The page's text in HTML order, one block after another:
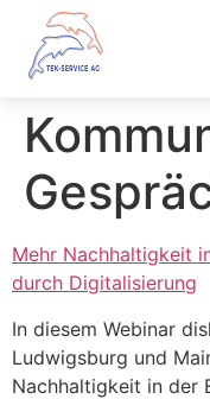
Mehr Nachhaltigkeit
durch Digitalisierung
In diesem Webinar
Ludwigsburg und
Nachhaltigkeit in der